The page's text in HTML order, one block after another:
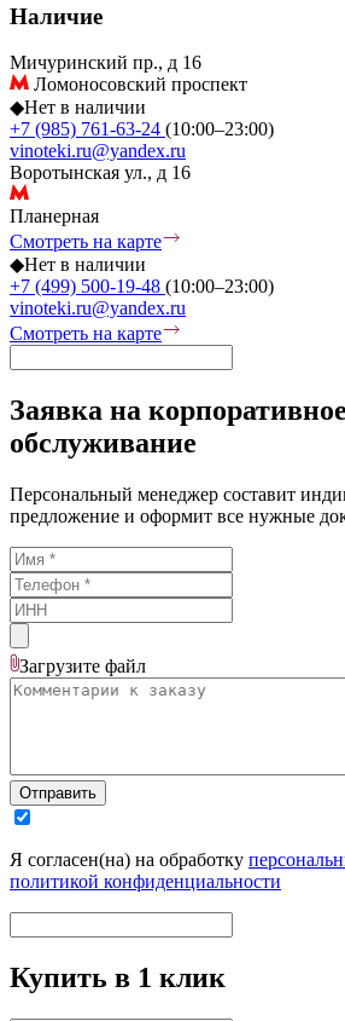
Наличие
Мичуринский пр., д 16
Ломоносовский проспект
◆Нет в наличии
+7 (985) 761-63-24 (10:00–23:00)
vinoteki.ru@yandex.ru
Воротынская ул., д 16
Планерная
Смотреть на карте
◆Нет в наличии
+7 (499) 500-19-48 (10:00–23:00)
vinoteki.ru@yandex.ru
Смотреть на карте
Заявка на корпоративное
обслуживание
Персональный менеджер составит
предложение и оформит все нужные
Загрузите файл
Отправить
Я согласен(на) на обработку
политикой конфиденциальности
Купить в 1 клик